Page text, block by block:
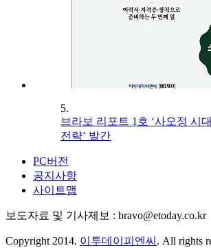
5.
브라보 리포트 1호 ‘사오정 시
전략’ 발간
PC버전
공지사항
사이트맵
보도자료 및 기사제보 : bravo@etoday.co.kr
Copyright 2014. 이투데이피엔씨 . All rights